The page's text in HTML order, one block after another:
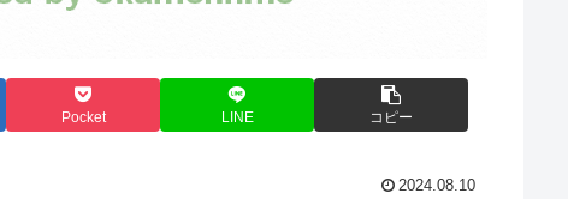
Pocket LINE コピー
2024.08.10